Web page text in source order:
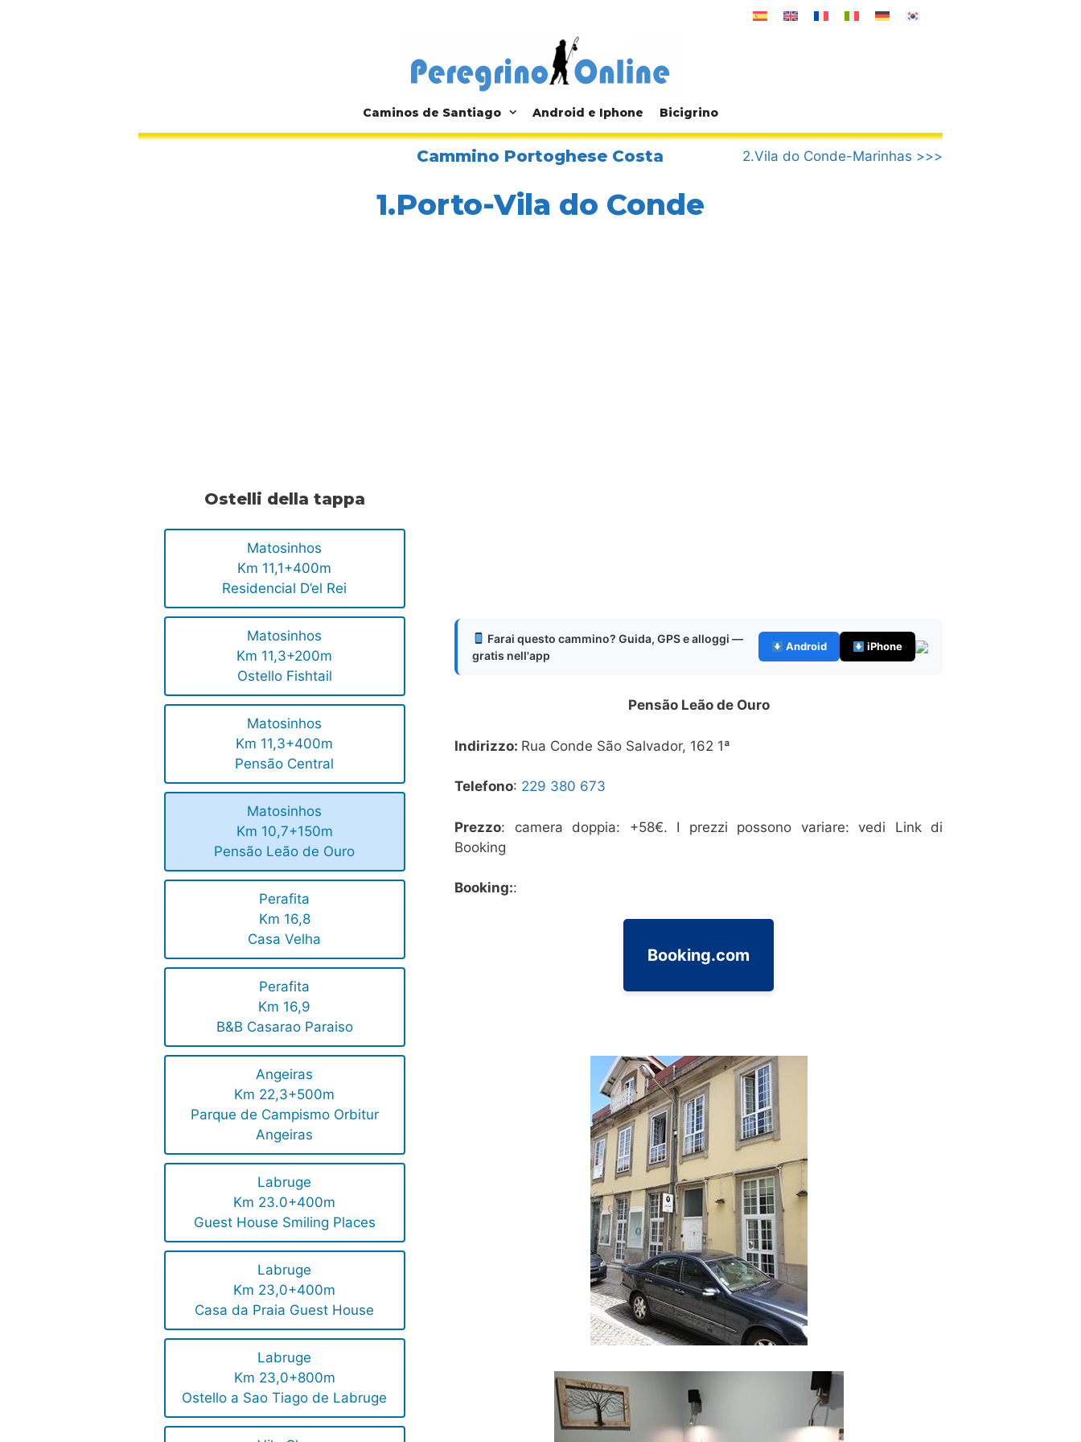
Caminos de Santiago Android e Iphone Bicigrino
.
Cammino Portoghese Costa 2.Vila do Conde-Marinhas >>>
1.Porto-Vila do Conde
Ostelli della tappa
Matosinhos
Km 11,1+400m
Residencial D’el Rei
Matosinhos
Km 11,3+200m
Ostello Fishtail
Matosinhos
Km 11,3+400m
Pensão Central
Matosinhos
Km 10,7+150m
Pensão Leão de Ouro
Perafita
Km 16,8
Casa Velha
Perafita
Km 16,9
B&B Casarao Paraiso
Angeiras
Km 22,3+500m
Parque de Campismo Orbitur
Angeiras
Labruge
Km 23.0+400m
Guest House Smiling Places
Labruge
Km 23,0+400m
Casa da Praia Guest House
Labruge
Km 23,0+800m
Ostello a Sao Tiago de Labruge
Farai questo cammino? Guida, GPS e alloggi —
gratis nell'app
Android iPhone
Pensão Leão de Ouro
Indirizzo: Rua Conde São Salvador, 162 1ª
Telefono: 229 380 673
Prezzo: camera doppia: +58€. I prezzi possono variare: vedi Link di
Booking
Booking::
Booking.com